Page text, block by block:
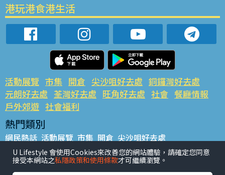
港玩港食港生活
活動展覽 市集 開倉 尖沙咀好去處 銅鑼灣好去處
元朗好去處 荃灣好去處 旺角好去處 社會 餐廳情報
戶外郊遊 社會福利
熱門類別
網民熱話 活動展覽 市集 開倉 尖沙咀好去處
銅鑼灣好去處 元朗好去處 荃灣好去處 旺角好去處 社會
餐廳情報 戶外郊遊
U Lifestyle 會使用Cookies來改善您的網站體驗，請確定您同意
接受本網站之私隱政策和使用條款才可繼續瀏覽。